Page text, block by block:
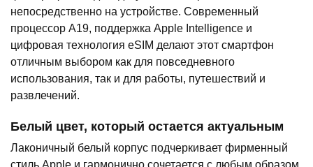
непосредственно на устройстве. Современный
процессор A19, поддержка Apple Intelligence и
цифровая технология eSIM делают этот смартфон
отличным выбором как для повседневного
использования, так и для работы, путешествий и
развлечений.
Белый цвет, который остается актуальным
Лаконичный белый корпус подчеркивает фирменный
стиль Apple и гармонично сочетается с любым образом.